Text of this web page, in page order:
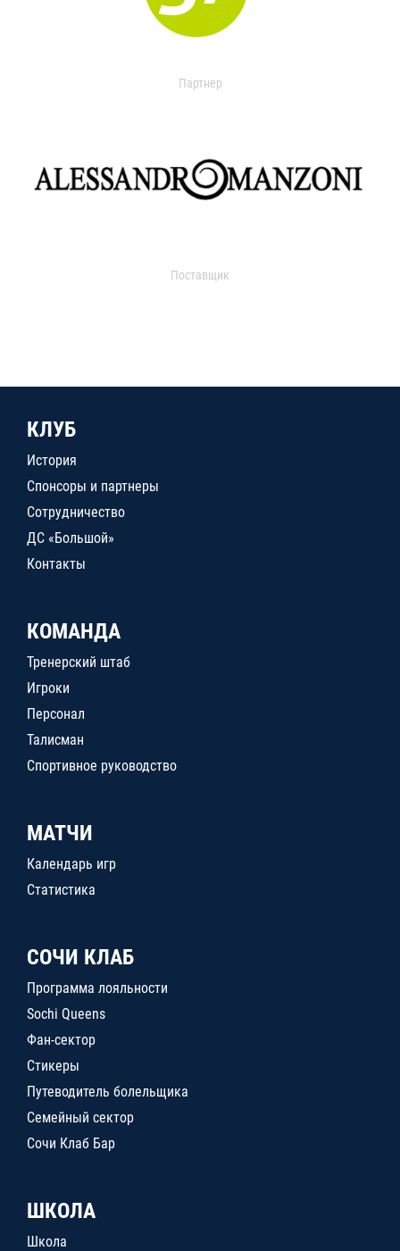
Партнер
Поставщик
КЛУБ
История
Спонсоры и партнеры
Сотрудничество
ДС «Большой»
Контакты
КОМАНДА
Тренерский штаб
Игроки
Персонал
Талисман
Спортивное руководство
МАТЧИ
Календарь игр
Статистика
СОЧИ КЛАБ
Программа лояльности
Sochi Queens
Фан-сектор
Стикеры
Путеводитель болельщика
Семейный сектор
Сочи Клаб Бар
ШКОЛА
Школа